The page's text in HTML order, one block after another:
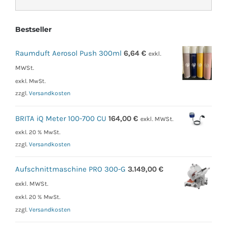
Bestseller
Raumduft Aerosol Push 300ml 6,64 € exkl.
MWSt.
exkl. MwSt.
zzgl. Versandkosten
BRITA iQ Meter 100-700 CU 164,00 € exkl. MWSt.
exkl. 20 % MwSt.
zzgl. Versandkosten
Aufschnittmaschine PRO 300-G 3.149,00 €
exkl. MWSt.
exkl. 20 % MwSt.
zzgl. Versandkosten